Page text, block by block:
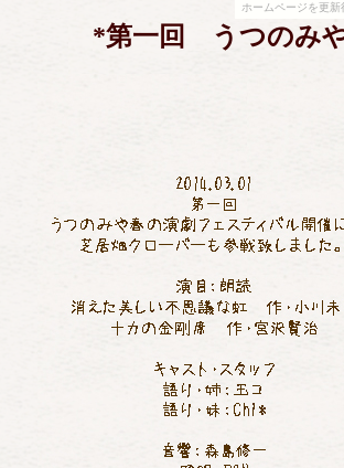
ホームページを更
*第一回 うつのみ